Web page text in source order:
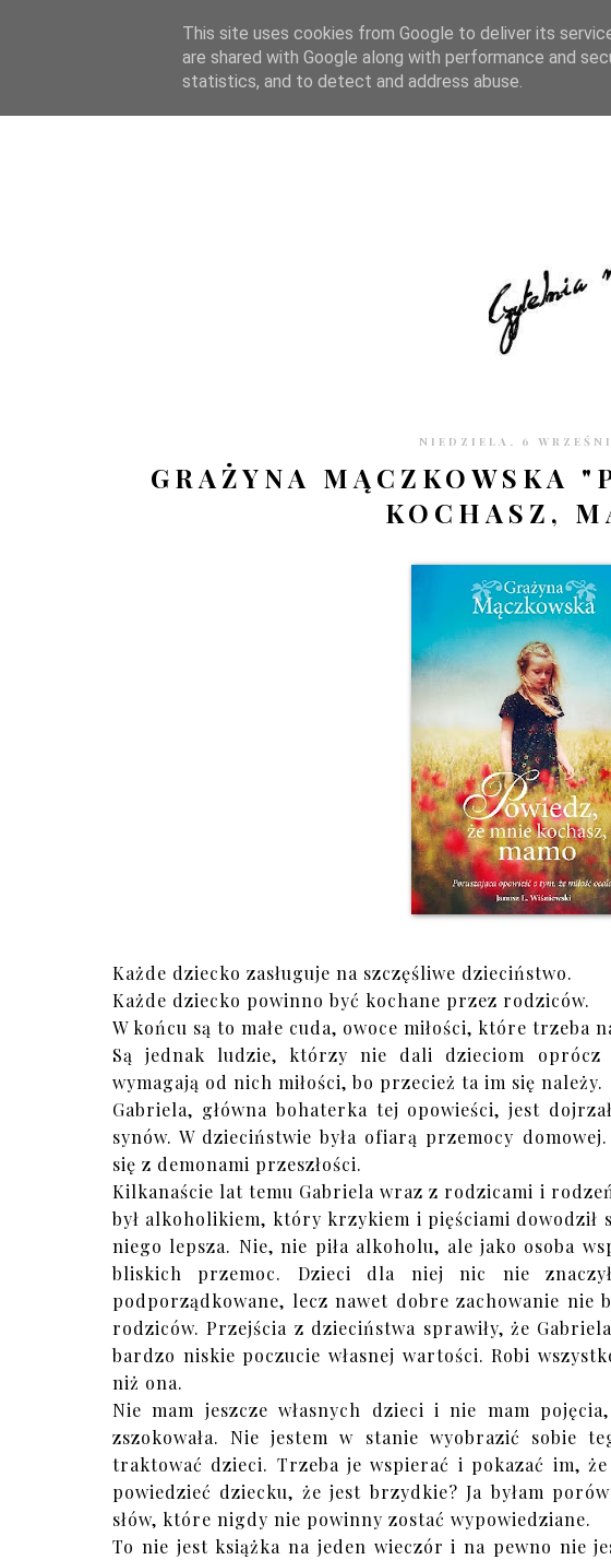
STRONA GŁÓWNA WSPÓŁPRACA RECENZJE O STRONIE
NIEDZIELA, 6
GRAŻYNA MĄCZKOWSKA
KOCHASZ,
Każde dziecko zasługuje na szczęśliwe dzieciństwo.
Każde dziecko powinno być kochane przez rodziców.
W końcu są to małe cuda, owoce miłości, które trzeba
Są jednak ludzie, którzy nie dali dzieciom
wymagają od nich miłości, bo przecież ta im się należy.
Gabriela, główna bohaterka tej opowieści, jest
synów. W dzieciństwie była ofiarą przemocy
się z demonami przeszłości.
Kilkanaście lat temu Gabriela wraz z rodzicami i
był alkoholikiem, który krzykiem i pięściami dowodził
niego lepsza. Nie, nie piła alkoholu, ale jako osoba
bliskich przemoc. Dzieci dla niej nic nie
podporządkowane, lecz nawet dobre zachowanie nie
rodziców. Przejścia z dzieciństwa sprawiły, że
bardzo niskie poczucie własnej wartości. Robi
niż ona.
Nie mam jeszcze własnych dzieci i nie mam
zszokowała. Nie jestem w stanie wyobrazić sobie
traktować dzieci. Trzeba je wspierać i pokazać im,
powiedzieć dziecku, że jest brzydkie? Ja byłam
słów, które nigdy nie powinny zostać wypowiedziane.
To nie jest książka na jeden wieczór i na pewno nie
This site uses cookies from Google to deliver its
are shared with Google along with performance and
statistics, and to detect and address abuse.